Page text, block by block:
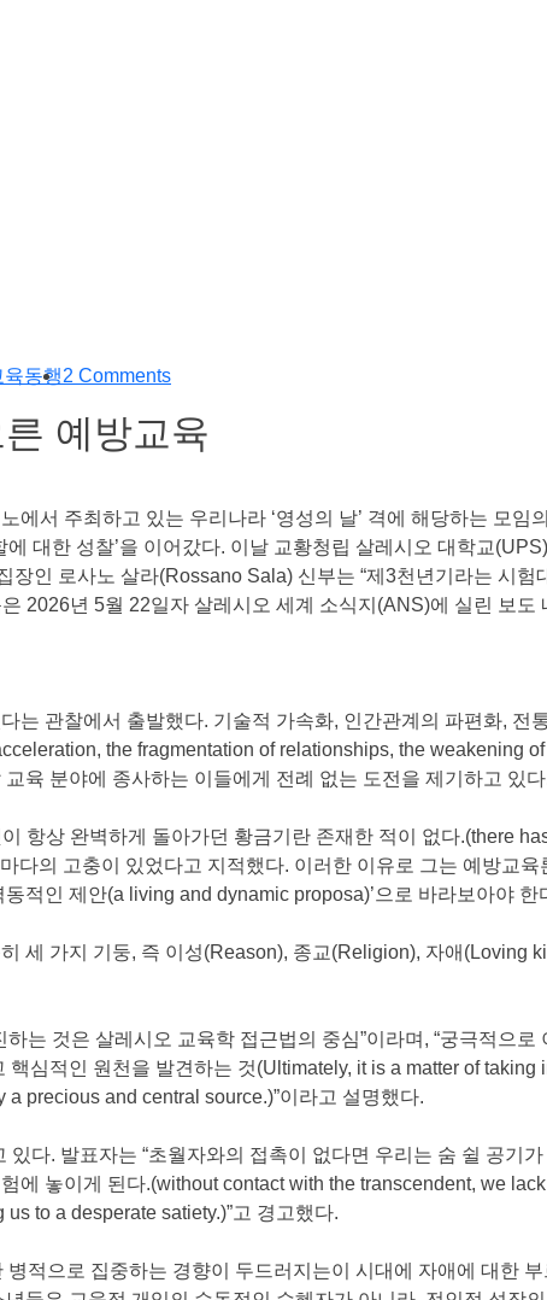
육동행2 Comments
예방교육
서 주최하고 있는 우리나라 ‘영성의 날’ 격에 해당하는 모임
대한 성찰’을 이어갔다. 이날 교황청립 살레시오 대학교
인 로사노 살라(Rossano Sala) 신부는 “제3천년기라는 시험
2026년 5월 22일자 살레시오 세계 소식지(ANS)에 실린 보도
는 관찰에서 출발했다. 기술적 가속화, 인간관계의 파편화, 전
the fragmentation of relationships, the weakening
육 분야에 종사하는 이들에게 전례 없는 도전을 제기하고 있
항상 완벽하게 돌아가던 황금기란 존재한 적이 없다.(there
다의 고충이 있었다고 지적했다. 이러한 이유로 그는 예방교
적인 제안(a living and dynamic proposa)’으로 바라보아야 한
세 가지 기둥, 즉 이성(Reason), 종교(Religion), 자애(Loving
는 것은 살레시오 교육학 접근법의 중심”이라며, “궁극적으로
심적인 원천을 발견하는 것(Ultimately, it is a matter of taking
precious and central source.)”이라고 설명했다.
다. 발표자는 “초월자와의 접촉이 없다면 우리는 숨 쉴 공기
에 놓이게 된다.(without contact with the transcendent, we
to a desperate satiety.)”고 경고했다.
적으로 집중하는 경향이 두드러지는이 시대에 자애에 대한 부